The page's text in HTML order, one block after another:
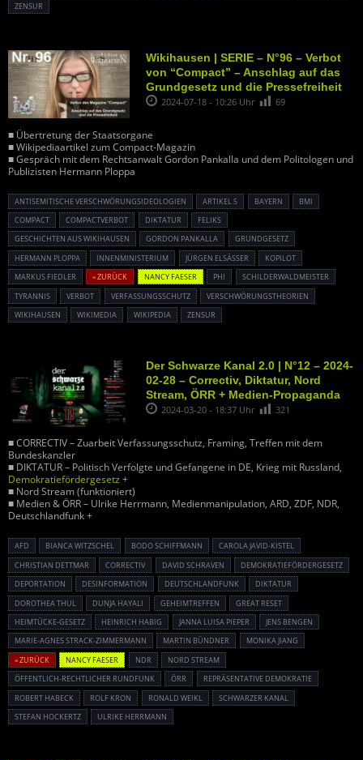
ZENSUR
Wikihausen | SERIE – N°96 – Verbot
von “Compact” – Anschlag auf das
Grundgesetz und die Pressefreiheit
2024-07-18 - 10:26 Uhr 69
■ Übertretung der Staatsorgane
■ Wikipediaartikel zum Compact-Magazin
■ Gespräch mit dem Rechtsanwalt Gordon Pankalla und dem Politologen und
Publizisten Hermann Ploppa
ANTISEMITISCHE VERSCHWÖRUNGSIDEOLOGIEN ARTIKEL 5 BAYERN
BMI
COMPACT
COMPACTVERBOT DIKTATUR
FELIKS
GESCHICHTEN AUS WIKIHAUSEN
GORDON PANKALLA
GRUNDGESETZ
HERMANN PLOPPA
INNENMINISTERIUM JÜRGEN ELSÄSSER
KOPILOT
MARKUS FIEDLER
« ZURÜCK NANCY FAESER PHI
SCHILDERWALDMEISTER
TYRANNIS
VERBOT VERFASSUNGSSCHUTZ
VERSCHWÖRUNGSTHEORIEN
WIKIHAUSEN
WIKIMEDIA WIKIPEDIA ZENSUR
Der Schwarze Kanal 2.0 | N°12 – 2024-
02-28 – Correctiv, Diktatur, Nord
Stream, ÖRR + Medien-Propaganda
2024-03-20 - 18:37 Uhr 321
■ CORRECTIV – Zuarbeit Verfassungsschutz, Framing, Treffen mit dem
Bundeskanzler
■ DIKTATUR – Politisch Verfolgte und Gefangene in DE, Krieg mit Russland,
Demokratiefördergesetz +
■ Nord Stream (funktioniert)
■ Medien & ÖRR – Ulrike Herrmann, Medienmanipulation, ARD, ZDF, NDR,
Deutschlandfunk +
AFD BIANCA WITZSCHEL BODO SCHIFFMANN
CAROLA JAVID-KISTEL
CHRISTIAN DETTMAR
CORRECTIV DAVID SCHRAVEN
DEMOKRATIEFÖRDERGESETZ
DEPORTATION
DESINFORMATION DEUTSCHLANDFUNK
DIKTATUR
DOROTHEA THUL
DUNJA HAYALI GEHEIMTREFFEN
GREAT RESET
HEIMTÜCKE-GESETZ
HEINRICH HABIG JANNA LUISA PIEPER
JENS BENGEN
MARIE-AGNES STRACK-ZIMMERMANN
MARTIN BÜNDNER
MONIKA JIANG
« ZURÜCK
NANCY FAESER NDR
NORD STREAM
ÖFFENTLICH-RECHTLICHER RUNDFUNK
ÖRR
REPRÄSENTATIVE DEMOKRATIE
ROBERT HABECK
ROLF KRON RONALD WEIKL
SCHWARZER KANAL
STEFAN HOCKERTZ
ULRIKE HERRMANN